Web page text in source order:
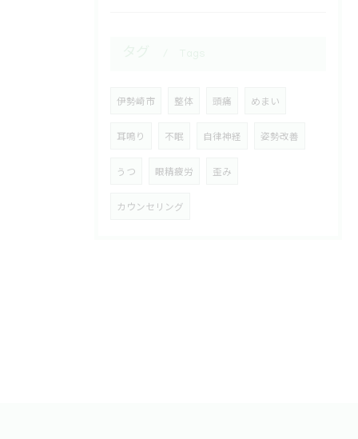
伊勢崎市 整体 頭痛 めまい
耳鳴り 不眠 自律神経 姿勢改善
うつ 眼精疲労 歪み
カウンセリング